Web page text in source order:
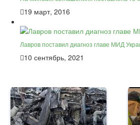
19 март, 2016
Лавров поставил диагноз главе МИД
10 сентябрь, 2021